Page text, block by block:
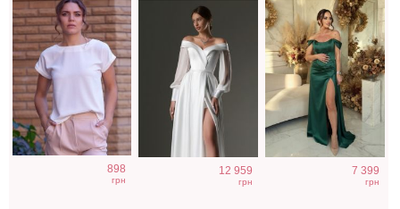
898
грн
12 959
грн
7 399
грн
Нарядное
атласное платье
изумрудного
Вечернее
блестящее
Элегантное
длинное черное